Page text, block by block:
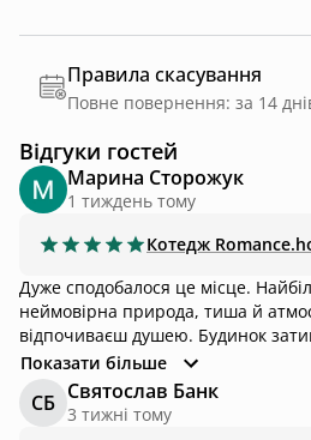
Правила скасування
Відгуки гостей
Марина Сторожук
1 тиждень тому
Котедж
Дуже сподобалося це місце.
неймовірна природа, тиша й
відпочиваєш душею. Будинок
доглянутий, є все необхідне для
Басейн теж чистий, видно, що за
Окремо хочеться відзначити
уважна й приємна людина, завжди
Показати більше
СБ Святослав Банк
3 тижні тому